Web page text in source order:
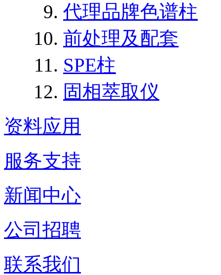
代理品牌色谱柱
前处理及配套
SPE柱
固相萃取仪
资料应用
服务支持
新闻中心
公司招聘
联系我们